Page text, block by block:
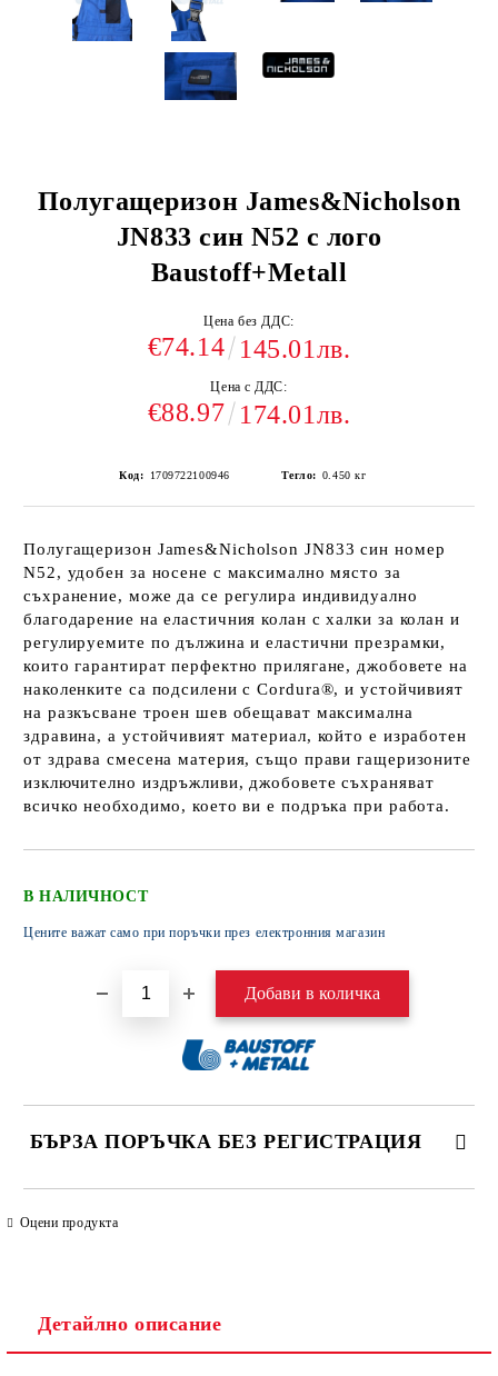
Полугащеризон James&Nicholson
JN833 син N52 с лого
Baustoff+Metall
Цена без ДДС:
€74.14 145.01лв.
Цена с ДДС:
€88.97 174.01лв.
Код: 1709722100946 Тегло: 0.450 кг
Полугащеризон James&Nicholson JN833 син номер
N52, удобен за носене с максимално място за
съхранение, може да се регулира индивидуално
благодарение на еластичния колан с халки за колан и
регулируемите по дължина и еластични презрамки,
които гарантират перфектно прилягане, джобовете на
наколенките са подсилени с Cordura®, и устойчивият
на разкъсване троен шев обещават максимална
здравина, а устойчивият материал, който е изработен
от здрава смесена материя, също прави гащеризоните
изключително издръжливи, джобовете съхраняват
всичко необходимо, което ви е подръка при работа.
В НАЛИЧНОСТ
Цените важат само при поръчки през електронния магазин
БЪРЗА ПОРЪЧКА БЕЗ РЕГИСТРАЦИЯ
Оцени продукта
Детайлно описание